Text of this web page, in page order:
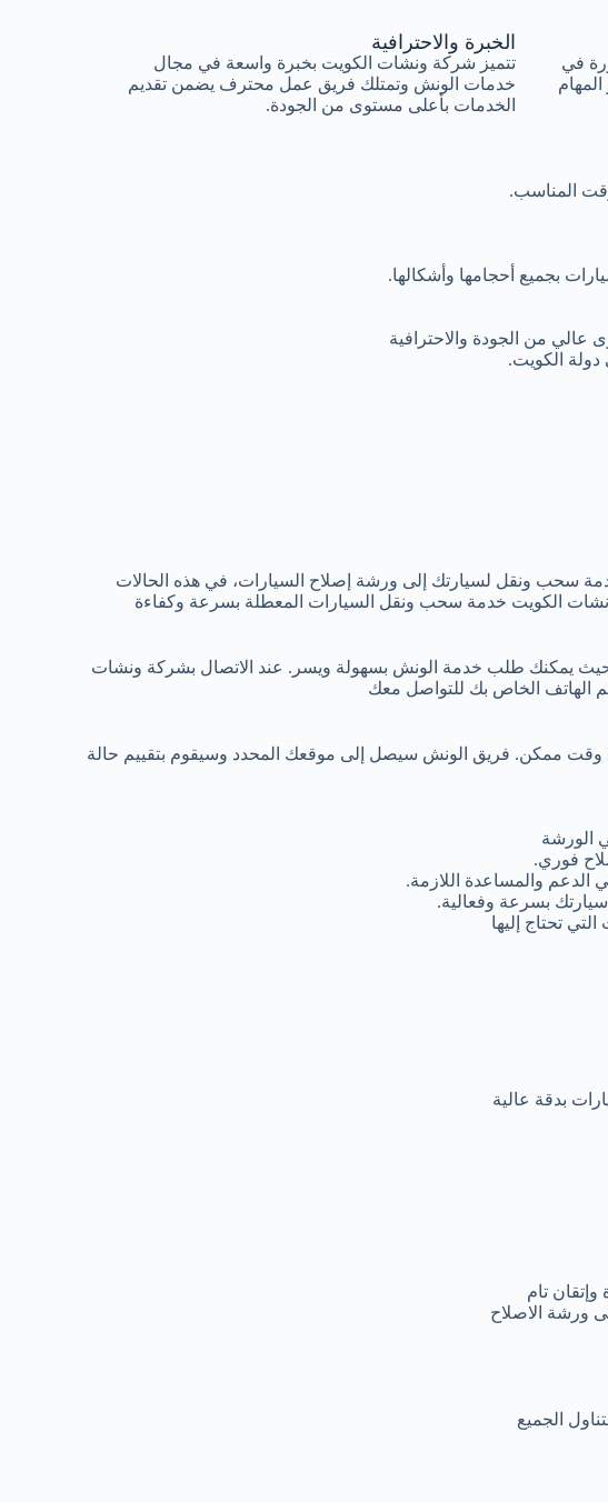
الخبرة والاحترافية
تتميز شركة ونشات الكويت بخبرة واسعة في مجال
خدمات الونش وتمتلك فريق عمل محترف يضمن تقديم
الخدمات بأعلى مستوى من الجودة.
في
المناسب.
بجميع أحجامها وأشكالها.
من الجودة والاحترافية
دولة الكويت.
سحب ونقل لسيارتك إلى ورشة إصلاح السيارات، في هذه الحالات
الكويت خدمة سحب ونقل السيارات المعطلة بسرعة وكفاءة
حيث يمكنك طلب خدمة الونش بسهولة ويسر. عند الاتصال بشركة ونشات
الهاتف الخاص بك للتواصل معك
وقت ممكن. فريق الونش سيصل إلى موقعك المحدد وسيقوم بتقييم حالة
الورشة
فوري.
الدعم والمساعدة اللازمة.
بسرعة وفعالية.
تحتاج إليها
بدقة عالية
تام
ورشة الاصلاح
الجميع